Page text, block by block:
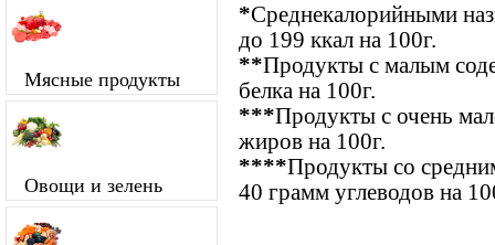
Мясные продукты
Овощи и зелень
*Среднекалорийными
до 199 ккал на 100г.
**Продукты с малым
белка на 100г.
***Продукты с очень
жиров на 100г.
****Продукты со
40 грамм углеводов на